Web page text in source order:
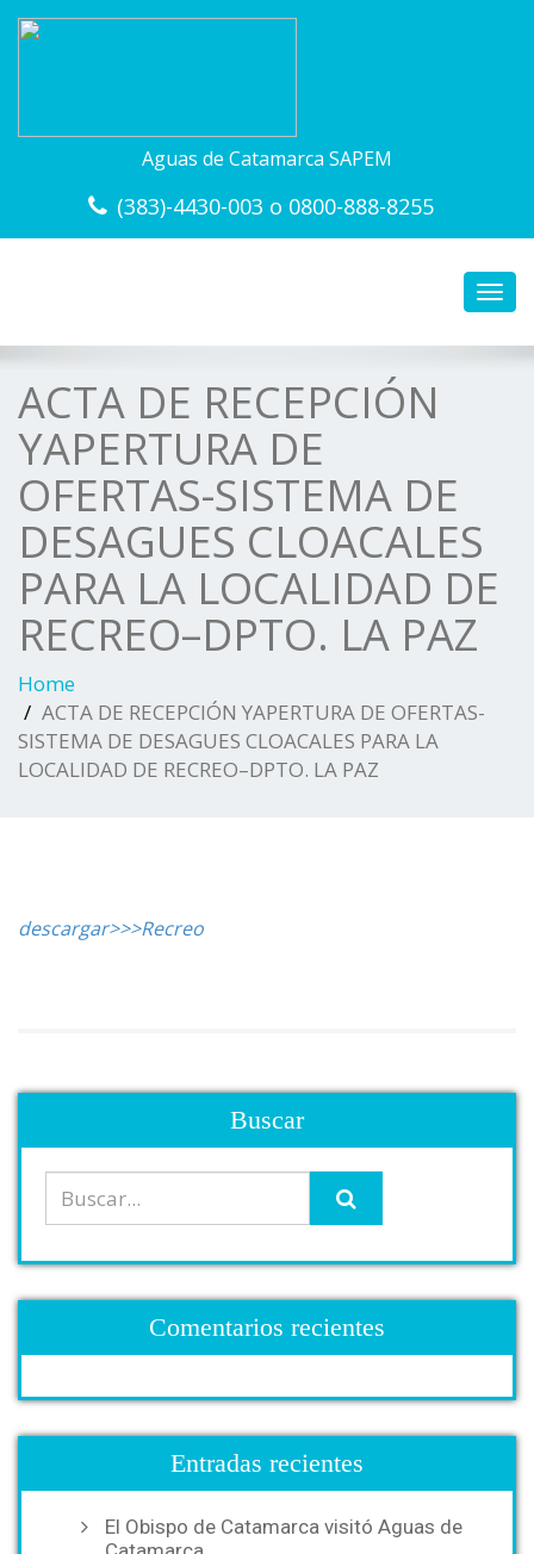
Aguas de Catamarca SAPEM
(383)-4430-003 o 0800-888-8255
ACTA DE RECEPCIÓN
YAPERTURA DE
OFERTAS-SISTEMA DE
DESAGUES CLOACALES
PARA LA LOCALIDAD DE
RECREO–DPTO. LA PAZ
Home
ACTA DE RECEPCIÓN YAPERTURA DE OFERTAS-
SISTEMA DE DESAGUES CLOACALES PARA LA
LOCALIDAD DE RECREO–DPTO. LA PAZ
descargar>>>Recreo
Buscar
Comentarios recientes
Entradas recientes
El Obispo de Catamarca visitó Aguas de